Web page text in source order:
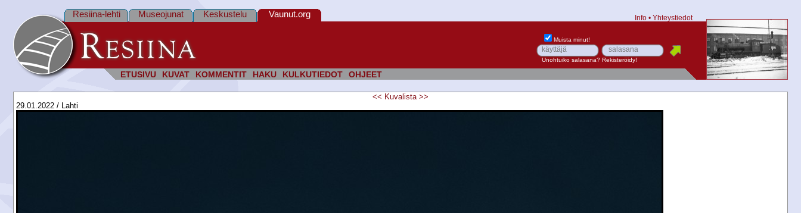
ETUSIVU KUVAT KOMMENTIT HAKU KULKUTIEDOT OHJEET
Resiina-lehti Museojunat Keskustelu Vaunut.org Info • Yhteystiedot
Muista minut!
Unohtuiko salasana? Rekisteröidy!
<< Kuvalista >>
29.01.2022 / Lahti